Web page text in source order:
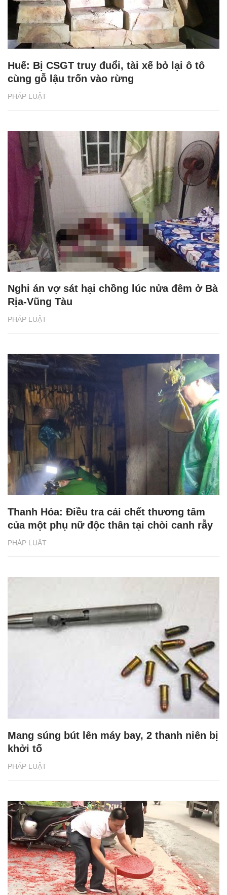
PHÁP LUẬT
Huế: Bị CSGT truy đuổi, tài xế bỏ lại ô tô
cùng gỗ lậu trốn vào rừng
PHÁP LUẬT
Nghi án vợ sát hại chồng lúc nửa đêm ở Bà
Rịa-Vũng Tàu
PHÁP LUẬT
Thanh Hóa: Điều tra cái chết thương tâm
của một phụ nữ độc thân tại chòi canh rẫy
PHÁP LUẬT
Mang súng bút lên máy bay, 2 thanh niên bị
khởi tố